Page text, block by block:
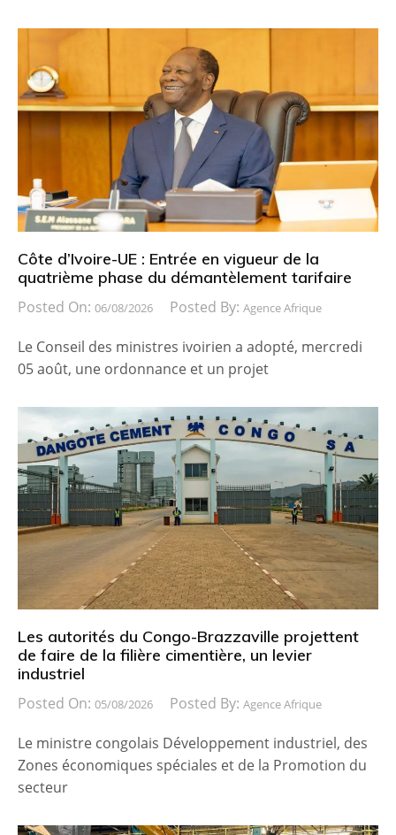
Côte d’Ivoire-UE : Entrée en vigueur de la
quatrième phase du démantèlement tarifaire
Posted On: 06/08/2026 Posted By: Agence Afrique
Le Conseil des ministres ivoirien a adopté, mercredi
05 août, une ordonnance et un projet
Les autorités du Congo-Brazzaville projettent
de faire de la filière cimentière, un levier
industriel
Posted On: 05/08/2026 Posted By: Agence Afrique
Le ministre congolais Développement industriel, des
Zones économiques spéciales et de la Promotion du
secteur